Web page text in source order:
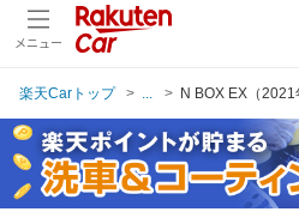
メニュー
楽天Carトップ N BOX EX（2021